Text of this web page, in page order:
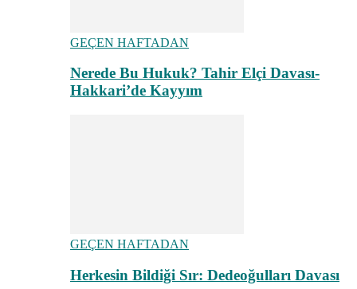
GEÇEN HAFTADAN
Nerede Bu Hukuk? Tahir Elçi Davası-
Hakkari’de Kayyım
GEÇEN HAFTADAN
Herkesin Bildiği Sır: Dedeoğulları Davası